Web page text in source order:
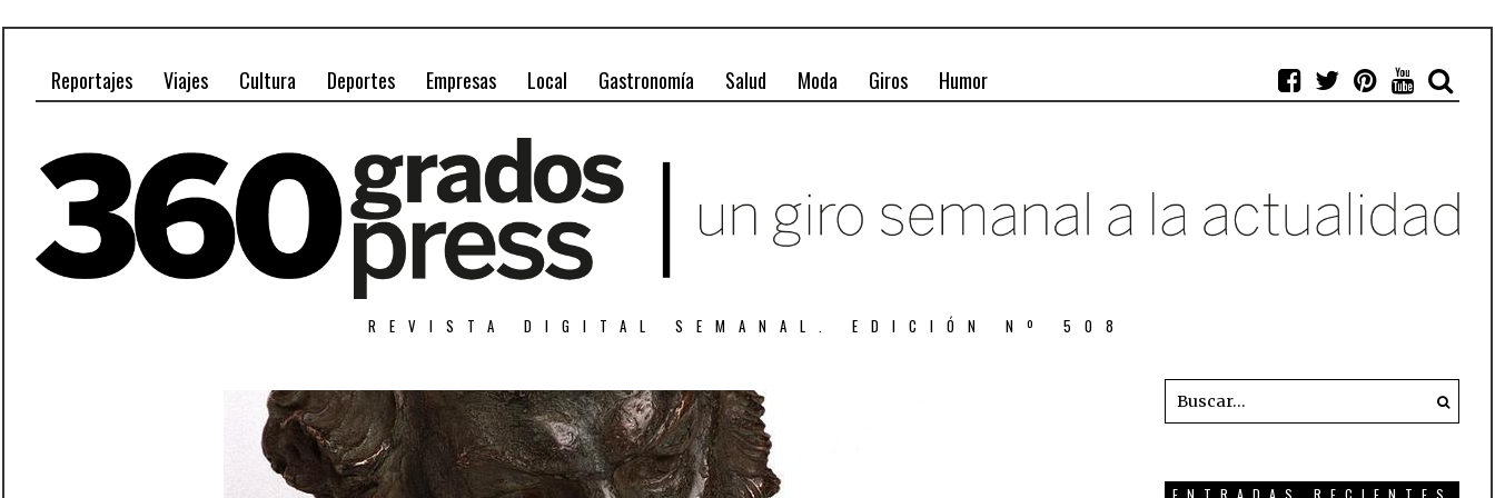
Reportajes Viajes Cultura Deportes Empresas Local Gastronomía Salud Moda Giros Humor
REVISTA DIGITAL SEMANAL. EDICIÓN Nº 508
ENTRADAS RECIENTES